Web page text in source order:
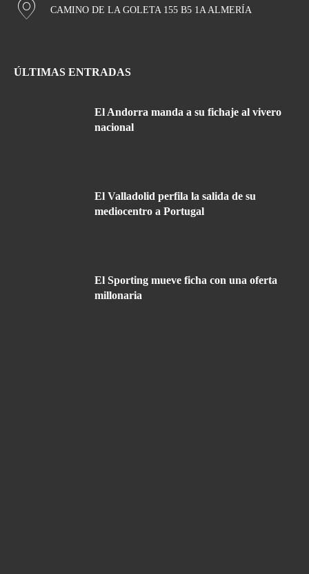
CAMINO DE LA GOLETA 155 B5 1A ALMERÍA
ÚLTIMAS ENTRADAS
El Andorra manda a su fichaje al vivero
nacional
El Valladolid perfila la salida de su
mediocentro a Portugal
El Sporting mueve ficha con una oferta
millonaria